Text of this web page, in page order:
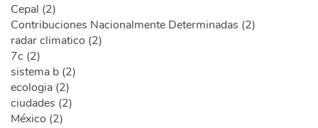
Cepal (2)
Contribuciones Nacionalmente Determinadas (2)
radar climatico (2)
7c (2)
sistema b (2)
ecologia (2)
ciudades (2)
México (2)